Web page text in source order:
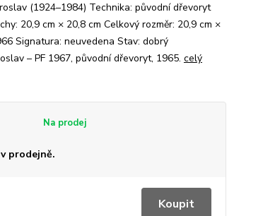
(1924–1984) Technika: původní dřevoryt
20,9 cm × 20,8 cm Celkový rozměr: 20,9 cm ×
Signatura: neuvedena Stav: dobrý
– PF 1967, původní dřevoryt, 1965. celý
prodejně.
Koupit